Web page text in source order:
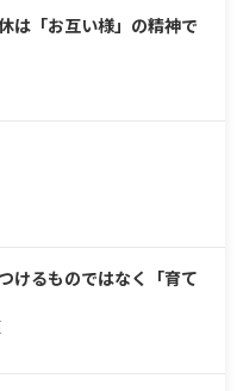
「お互い様」の精神で
るものではなく「育て